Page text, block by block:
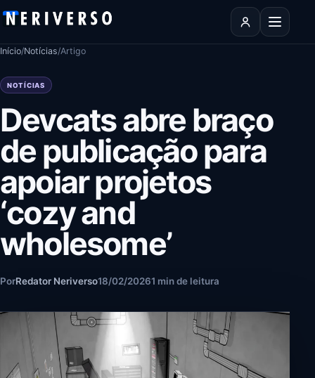
Pular para o conteúdo
Abrir
Início/Notícias/Artigo
NOTÍCIAS
Devcats abre braço
de publicação para
apoiar projetos
‘cozy and
wholesome’
PorRedator Neriverso18/02/20261 min de leitura